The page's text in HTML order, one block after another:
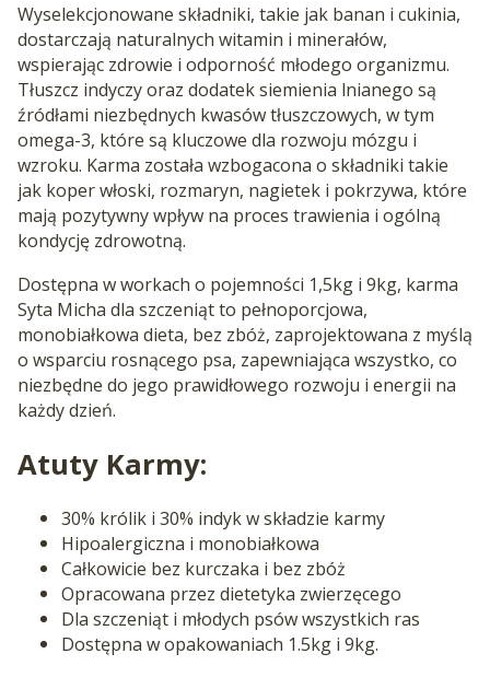
Wyselekcjonowane składniki, takie jak banan i cukinia,
dostarczają naturalnych witamin i minerałów,
wspierając zdrowie i odporność młodego organizmu.
Tłuszcz indyczy oraz dodatek siemienia lnianego są
źródłami niezbędnych kwasów tłuszczowych, w tym
omega-3, które są kluczowe dla rozwoju mózgu i
wzroku. Karma została wzbogacona o składniki takie
jak koper włoski, rozmaryn, nagietek i pokrzywa, które
mają pozytywny wpływ na proces trawienia i ogólną
kondycję zdrowotną.
Dostępna w workach o pojemności 1,5kg i 9kg, karma
Syta Micha dla szczeniąt to pełnoporcjowa,
monobiałkowa dieta, bez zbóż, zaprojektowana z myślą
o wsparciu rosnącego psa, zapewniająca wszystko, co
niezbędne do jego prawidłowego rozwoju i energii na
każdy dzień.
Atuty Karmy:
30% królik i 30% indyk w składzie karmy
Hipoalergiczna i monobiałkowa
Całkowicie bez kurczaka i bez zbóż
Opracowana przez dietetyka zwierzęcego
Dla szczeniąt i młodych psów wszystkich ras
Dostępna w opakowaniach 1.5kg i 9kg.